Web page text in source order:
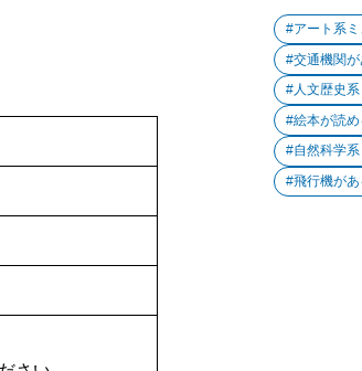
アート系
交通機関
人文歴史
絵本が読
自然科学
飛行機が